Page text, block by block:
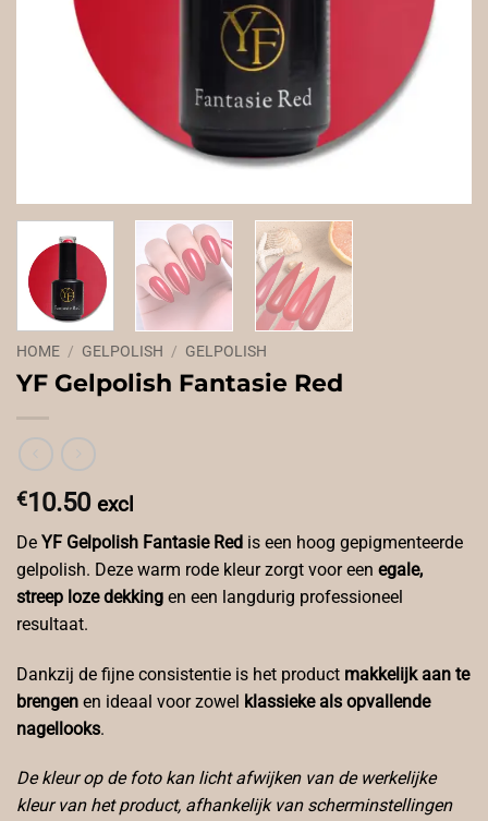
HOME / GELPOLISH / GELPOLISH
YF Gelpolish Fantasie Red
€10.50 excl
De YF Gelpolish Fantasie Red is een hoog gepigmenteerde
gelpolish. Deze warm rode kleur zorgt voor een egale,
streep loze dekking en een langdurig professioneel
resultaat.
Dankzij de fijne consistentie is het product makkelijk aan te
brengen en ideaal voor zowel klassieke als opvallende
nagellooks.
De kleur op de foto kan licht afwijken van de werkelijke
kleur van het product, afhankelijk van scherminstellingen